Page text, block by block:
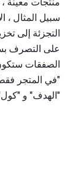
سبيل المثال ،
التجزئة إلى
على التصرف
الصفقات
"في المتجر
"الهدف" و "كول"